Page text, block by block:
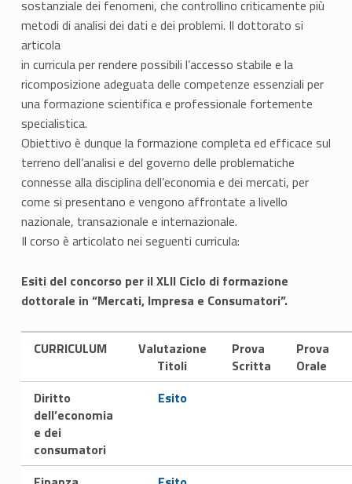
i
c
e
r
c
a
i
n
M
e
c
i
sostanziale dei fenomeni, che controllino criticamente più
metodi di analisi dei dati e dei problemi. Il dottorato si
articola
in curricula per rendere possibili l’accesso stabile e la
ricomposizione adeguata delle competenze essenziali per
una formazione scientifica e professionale fortemente
specialistica.
Obiettivo è dunque la formazione completa ed efficace sul
terreno dell’analisi e del governo delle problematiche
connesse alla disciplina dell’economia e dei mercati, per
come si presentano e vengono affrontate a livello
nazionale, transazionale e internazionale.
Il corso è articolato nei seguenti curricula:
Esiti del concorso per il XLII Ciclo di formazione
dottorale in “Mercati, Impresa e Consumatori”.
CURRICULUM
Valutazione
Titoli
Prova
Scritta
Prova
Orale
Diritto
dell’economia
e dei
consumatori
Link identifier #identifier__5144-2
Esito
Link identifier #identifier__22372-3